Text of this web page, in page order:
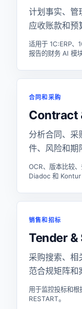
计划事实、管
应收账款和预
适用于 1C:ERP、
报告的财务 AI 模块
合同和采购
Contract
分析合同、采
件、风险和期
OCR、版本比较
Diadoc 和 Kontur
销售和招标
Tender
采购搜索、相
范合规矩阵和
用于监控投标和
RESTART。